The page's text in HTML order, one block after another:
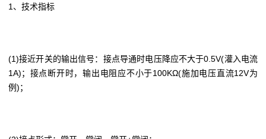
1、技术指标
(1)接近开关的输出信号：接点导通时电压降应不大于0.5V(灌入电流
1A)；接点断开时，输出电阻应不小于100KΩ(施加电压直流12V为
例)；